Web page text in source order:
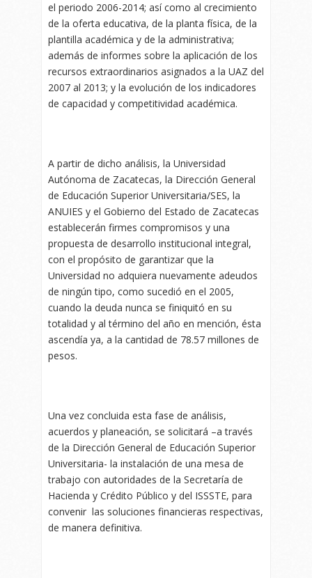
el periodo 2006-2014; así como al crecimiento
de la oferta educativa, de la planta física, de la
plantilla académica y de la administrativa;
además de informes sobre la aplicación de los
recursos extraordinarios asignados a la UAZ del
2007 al 2013; y la evolución de los indicadores
de capacidad y competitividad académica.
A partir de dicho análisis, la Universidad
Autónoma de Zacatecas, la Dirección General
de Educación Superior Universitaria/SES, la
ANUIES y el Gobierno del Estado de Zacatecas
establecerán firmes compromisos y una
propuesta de desarrollo institucional integral,
con el propósito de garantizar que la
Universidad no adquiera nuevamente adeudos
de ningún tipo, como sucedió en el 2005,
cuando la deuda nunca se finiquitó en su
totalidad y al término del año en mención, ésta
ascendía ya, a la cantidad de 78.57 millones de
pesos.
Una vez concluida esta fase de análisis,
acuerdos y planeación, se solicitará –através
de la Dirección General de Educación Superior
Universitaria- la instalación de una mesa de
trabajo con autoridades de la Secretaría de
Hacienda y Crédito Público y del ISSSTE, para
convenir las soluciones financieras respectivas,
de manera definitiva.